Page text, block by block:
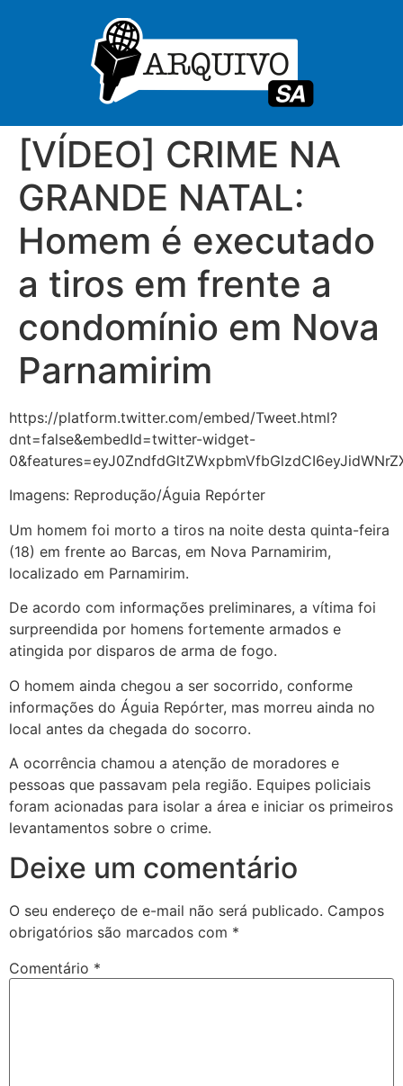
[VÍDEO] CRIME NA
GRANDE NATAL:
Homem é executado
a tiros em frente a
condomínio em Nova
Parnamirim
https://platform.twitter.com/embed/Tweet.html?
dnt=false&embedId=twitter-widget-
Imagens: Reprodução/Águia Repórter
Um homem foi morto a tiros na noite desta quinta-feira
(18) em frente ao Barcas, em Nova Parnamirim,
localizado em Parnamirim.
De acordo com informações preliminares, a vítima foi
surpreendida por homens fortemente armados e
atingida por disparos de arma de fogo.
O homem ainda chegou a ser socorrido, conforme
informações do Águia Repórter, mas morreu ainda no
local antes da chegada do socorro.
A ocorrência chamou a atenção de moradores e
pessoas que passavam pela região. Equipes policiais
foram acionadas para isolar a área e iniciar os primeiros
levantamentos sobre o crime.
Deixe um comentário
O seu endereço de e-mail não será publicado. Campos
obrigatórios são marcados com *
Comentário *